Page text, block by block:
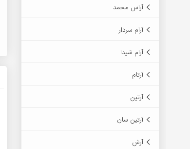
آراس محمد
آرام سردار
آرام شیدا
آرتام
آرتین
آرتین سان
آرش